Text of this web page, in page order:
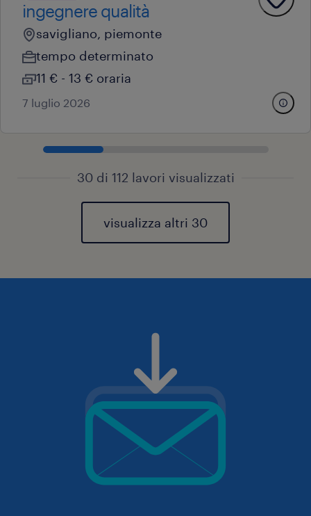
ingegnere qualità
savigliano, piemonte
tempo determinato
11 € - 13 € oraria
7 luglio 2026
30 di 112 lavori visualizzati
visualizza altri 30